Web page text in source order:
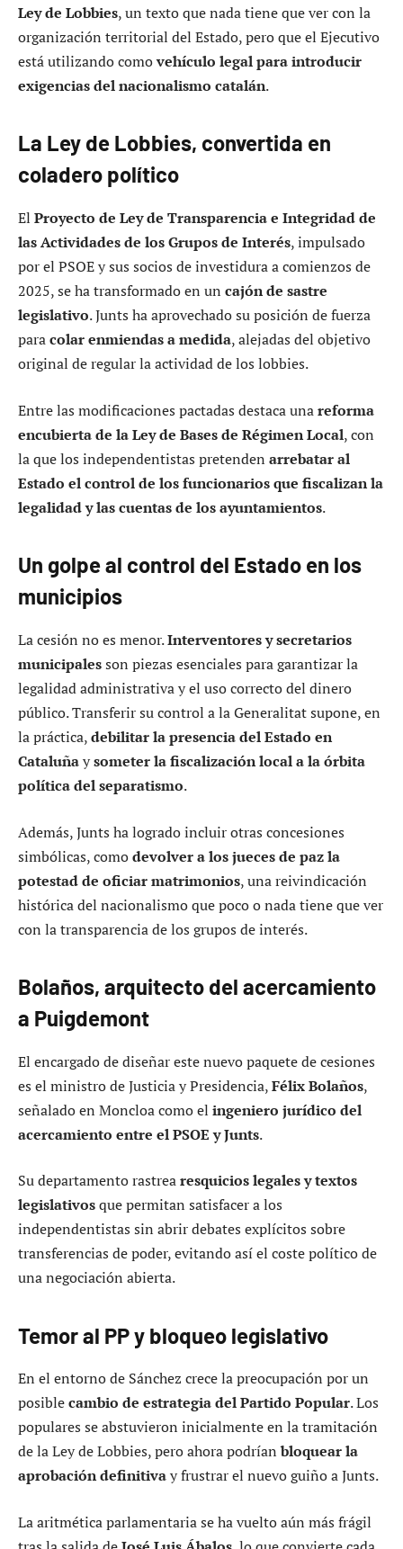
Ley de Lobbies, un texto que nada tiene que ver con la
organización territorial del Estado, pero que el Ejecutivo
está utilizando comovehículo legal para introducir
exigencias del nacionalismo catalán.
La Ley de Lobbies, convertida en
coladero político
El Proyecto de Ley de Transparencia e Integridad de
las Actividades de los Grupos de Interés, impulsado
por el PSOE y sus socios de investidura a comienzos de
2025, se ha transformado en un cajón de sastre
legislativo. Junts ha aprovechado su posición de fuerza
paracolar enmiendas a medida, alejadas del objetivo
original de regular la actividad de los lobbies.
Entre las modificaciones pactadas destaca unareforma
encubierta de la Ley de Bases de Régimen Local, con
la que los independentistas pretenden arrebatar al
Estado el control de los funcionarios que fiscalizan la
legalidad y las cuentas de los ayuntamientos.
Un golpe al control del Estado en los
municipios
La cesión no es menor.Interventores y secretarios
municipalesson piezas esenciales para garantizar la
legalidad administrativa y el uso correcto del dinero
público. Transferir su control a la Generalitat supone, en
la práctica,debilitar la presencia del Estado en
Cataluñaysometer la fiscalización local a la órbita
política del separatismo.
Además, Junts ha logrado incluir otras concesiones
simbólicas, comodevolver a los jueces de paz la
potestad de oficiar matrimonios, una reivindicación
histórica del nacionalismo que poco o nada tiene que ver
con la transparencia de los grupos de interés.
Bolaños, arquitecto del acercamiento
a Puigdemont
El encargado de diseñar este nuevo paquete de cesiones
es el ministro de Justicia y Presidencia,Félix Bolaños,
señalado en Moncloa como el ingeniero jurídico del
acercamiento entre el PSOE y Junts.
Su departamento rastrearesquicios legales y textos
legislativosque permitan satisfacer a los
independentistas sin abrir debates explícitos sobre
transferencias de poder, evitando así el coste político de
una negociación abierta.
Temor al PP y bloqueo legislativo
En el entorno de Sánchez crece la preocupación por un
posiblecambio de estrategia del Partido Popular. Los
populares se abstuvieron inicialmente en la tramitación
de la Ley de Lobbies, pero ahora podríanbloquear la
aprobación definitivay frustrar el nuevo guiño a Junts.
La aritmética parlamentaria se ha vuelto aún más frágil